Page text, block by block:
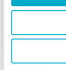
Gala Radisson
Solutions RH